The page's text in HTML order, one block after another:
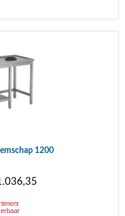
1200